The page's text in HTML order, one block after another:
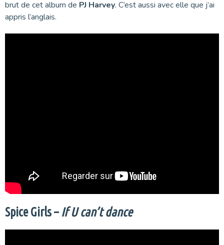
brut de cet album de PJ Harvey. C’est aussi avec elle que j’ai
appris l’anglais.
Spice Girls – If U can’t dance